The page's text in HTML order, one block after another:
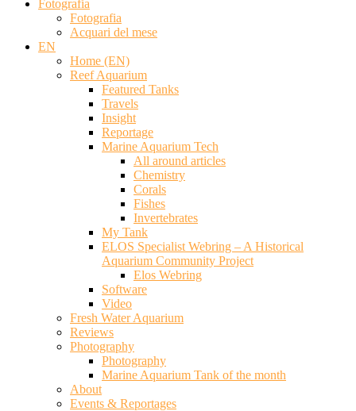
Fotografia
Fotografia
Acquari del mese
EN
Home (EN)
Reef Aquarium
Featured Tanks
Travels
Insight
Reportage
Marine Aquarium Tech
All around articles
Chemistry
Corals
Fishes
Invertebrates
My Tank
ELOS Specialist Webring – A Historical
Aquarium Community Project
Elos Webring
Software
Video
Fresh Water Aquarium
Reviews
Photography
Photography
Marine Aquarium Tank of the month
About
Events & Reportages